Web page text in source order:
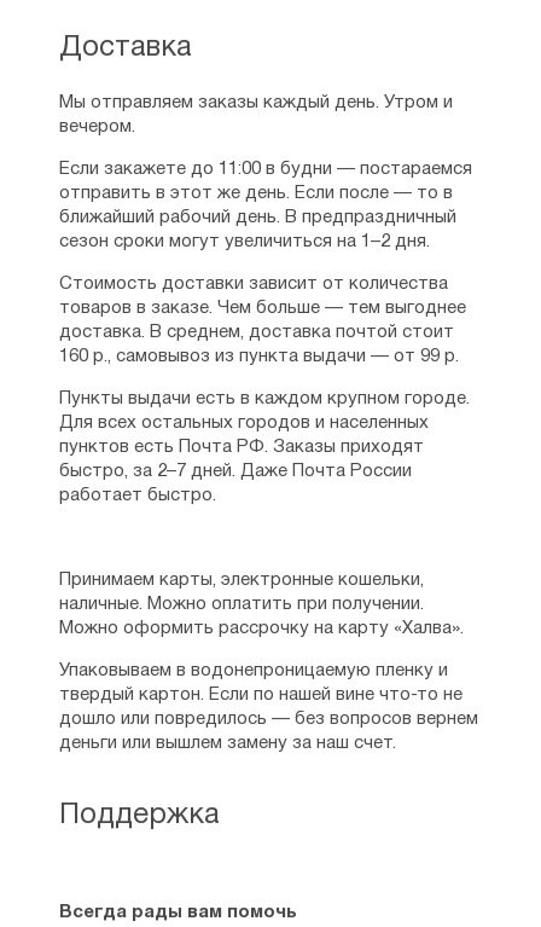
Поддержка
Всегда рады вам помочь
Доставка
Мы отправляем заказы каждый день. Утром и
вечером.
Если закажете до 11:00 в будни — постараемся
отправить в этот же день. Если после — то в
ближайший рабочий день. В предпраздничный
сезон сроки могут увеличиться на 1–2 дня.
Стоимость доставки зависит от количества
товаров в заказе. Чем больше — тем выгоднее
доставка. В среднем, доставка почтой стоит
160 р., самовывоз из пункта выдачи — от 99 р.
Пункты выдачи есть в каждом крупном городе.
Для всех остальных городов и населенных
пунктов есть Почта РФ. Заказы приходят
быстро, за 2–7 дней. Даже Почта России
работает быстро.
Принимаем карты, электронные кошельки,
наличные. Можно оплатить при получении.
Можно оформить рассрочку на карту «Халва».
Упаковываем в водонепроницаемую пленку и
твердый картон. Если по нашей вине что-то не
дошло или повредилось — без вопросов вернем
деньги или вышлем замену за наш счет.